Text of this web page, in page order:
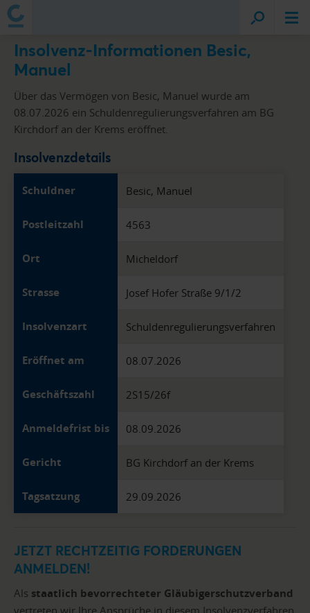
Insolvenz-Informationen Besic,
Manuel
Über das Vermögen von Besic, Manuel wurde am
08.07.2026 ein Schuldenregulierungsverfahren am BG
Kirchdorf an der Krems eröffnet.
Insolvenzdetails
Schuldner Besic, Manuel
Postleitzahl 4563
Ort Micheldorf
Strasse Josef Hofer Straße 9/1/2
Insolvenzart Schuldenregulierungsverfahren
Eröffnet am 08.07.2026
Geschäftszahl 2S15/26f
Anmeldefrist bis 08.09.2026
Gericht BG Kirchdorf an der Krems
Tagsatzung 29.09.2026
JETZT RECHTZEITIG FORDERUNGEN
ANMELDEN!
Als staatlich bevorrechteter Gläubigerschutzverband
vertreten wir Ihre Ansprüche in diesem Insolvenzverfahren